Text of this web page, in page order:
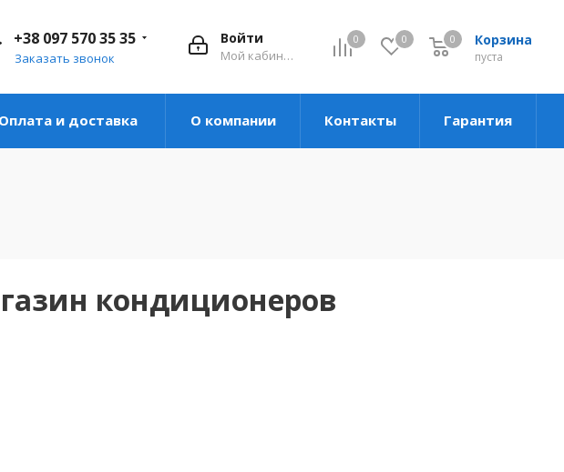
0 0 Корзина
пуста
0
Войти
Мой кабинет
+38 097 570 35 35
Заказать звонок
Оплата и доставка О компании Контакты Гарантия
кондиционеров